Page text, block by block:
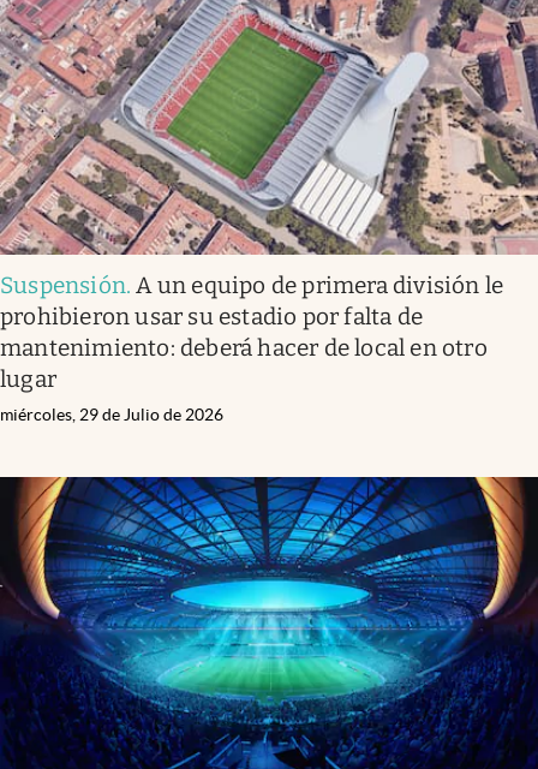
Infotechnology
Clase
Clima
Mundial 2026
Eventos Corporativos
El Cronista Studio
Mediakit
abre en nueva pestaña
Argentina
Suspensión.A un equipo de primera división le
prohibieron usar su estadio por falta de
mantenimiento: deberá hacer de local en otro
lugar
miércoles, 29 de Julio de 2026